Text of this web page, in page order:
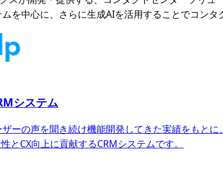
を中心に、さらに生成AIを活用することでコン
システム
ーの声を聞き続け機能開発してきた実績をもとに、
とCX向上に貢献するCRMシステムです。